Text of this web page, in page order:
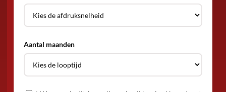
Aantal maanden